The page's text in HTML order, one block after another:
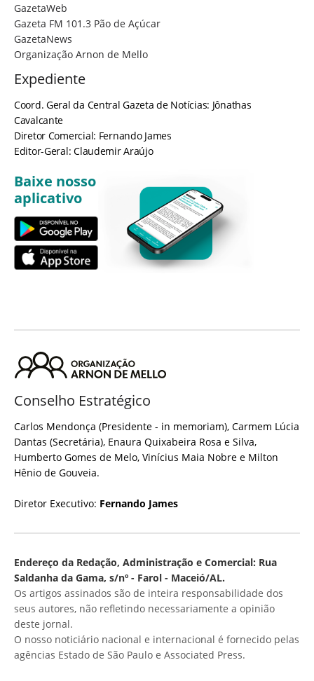
GazetaWeb
Gazeta FM 101.3 Pão de Açúcar
GazetaNews
Organização Arnon de Mello
Expediente
Coord. Geral da Central Gazeta de Notícias: Jônathas
Cavalcante
Diretor Comercial: Fernando James
Editor-Geral: Claudemir Araújo
Baixe nosso
aplicativo
Conselho Estratégico
Carlos Mendonça (Presidente - in memoriam), Carmem Lúcia
Dantas (Secretária), Enaura Quixabeira Rosa e Silva,
Humberto Gomes de Melo, Vinícius Maia Nobre e Milton
Hênio de Gouveia.
Diretor Executivo: Fernando James
Endereço da Redação, Administração e Comercial: Rua
Saldanha da Gama, s/nº - Farol - Maceió/AL.
Os artigos assinados são de inteira responsabilidade dos
seus autores, não refletindo necessariamente a opinião
deste jornal.
O nosso noticiário nacional e internacional é fornecido pelas
agências Estado de São Paulo e Associated Press.